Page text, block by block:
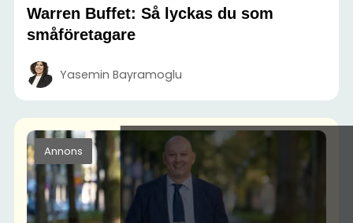
Warren Buffet: Så lyckas du som
småföretagare
Yasemin Bayramoglu
Annons